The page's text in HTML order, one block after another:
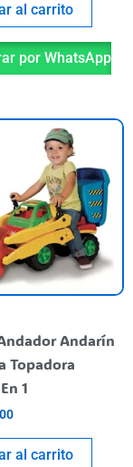
al carrito
por WhatsApp
Andarín
Topadora
1
al carrito